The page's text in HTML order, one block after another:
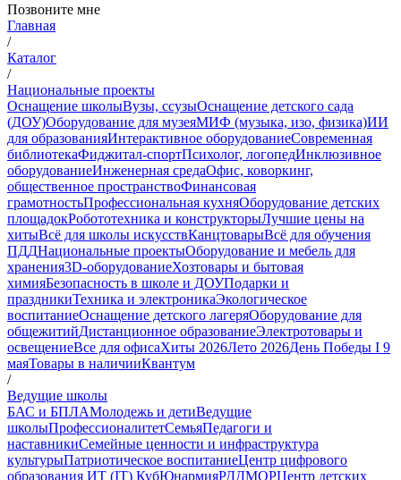
Позвоните мне
Главная
/
Каталог
/
Национальные проекты
Оснащение школыВузы, ссузыОснащение детского сада
(ДОУ)Оборудование для музеяМИФ (музыка, изо, физика)ИИ
для образованияИнтерактивное оборудованиеСовременная
библиотекаФиджитал-спортПсихолог, логопедИнклюзивное
оборудованиеИнженерная средаОфис, коворкинг,
общественное пространствоФинансовая
грамотностьПрофессиональная кухняОборудование детских
площадокРобототехника и конструкторыЛучшие цены на
хитыВсё для школы искусствКанцтоварыВсё для обучения
ПДДНациональные проектыОборудование и мебель для
хранения3D-оборудованиеХозтовары и бытовая
химияБезопасность в школе и ДОУПодарки и
праздникиТехника и электроникаЭкологическое
воспитаниеОснащение детского лагеряОборудование для
общежитийДистанционное образованиеЭлектротовары и
освещениеВсе для офисаХиты 2026Лето 2026День Победы I 9
маяТовары в наличииКвантум
/
Ведущие школы
БАС и БПЛАМолодежь и детиВедущие
школыПрофессионалитетСемьяПедагоги и
наставникиСемейные ценности и инфраструктура
культурыПатриотическое воспитаниеЦентр цифрового
образования ИТ (IT) КубЮнармияРДДМОРЦентр детских